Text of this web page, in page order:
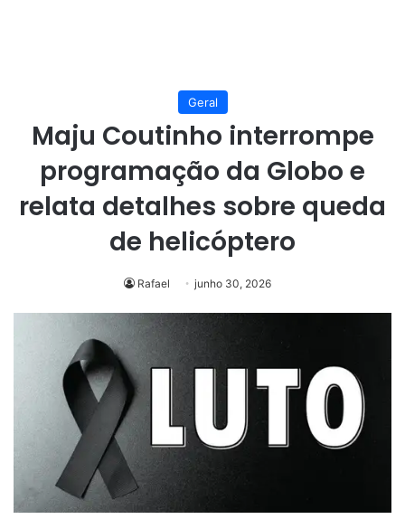
Geral
Maju Coutinho interrompe
programação da Globo e
relata detalhes sobre queda
de helicóptero
Rafael junho 30, 2026